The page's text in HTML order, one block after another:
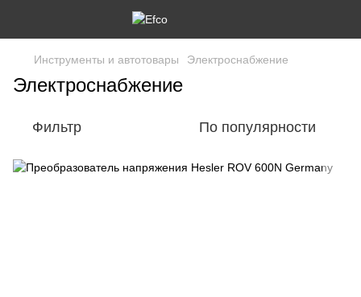
Инструменты и автотовары Электроснабжение
Электроснабжение
Фильтр По популярности